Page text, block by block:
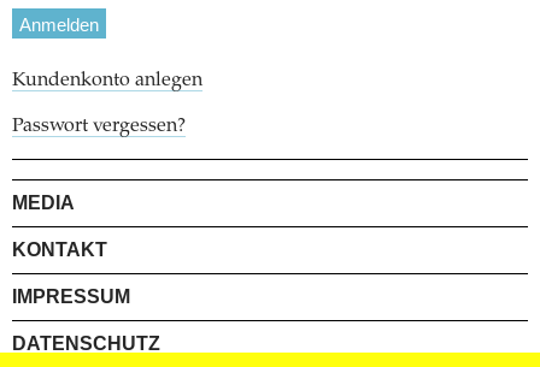
Kundenkonto anlegen
Passwort vergessen?
MEDIA
KONTAKT
IMPRESSUM
DATENSCHUTZ